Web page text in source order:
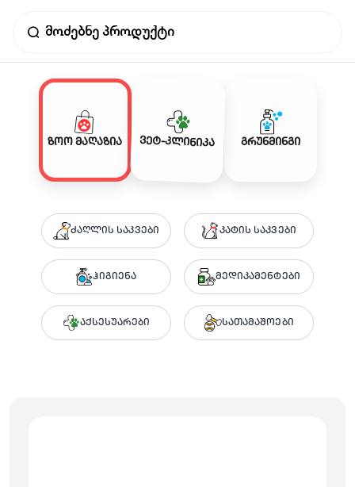
ზოო მაღაზია ვეტ-კლინიკა გრუნმინგი
ძაღლის საკვები კატის საკვები
ჰიგიენა მედიკამენტები
აქსესუარები სათამაშოები